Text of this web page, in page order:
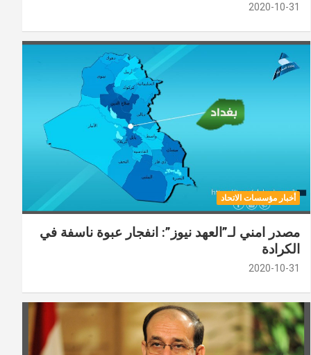
2020-10-31
أخبار مؤسسات الاتحاد
مصدر امني لـ”العهد نيوز”: انفجار عبوة ناسفة في
الكرادة
2020-10-31